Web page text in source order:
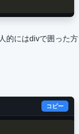
的にはdivで囲った方
コピー